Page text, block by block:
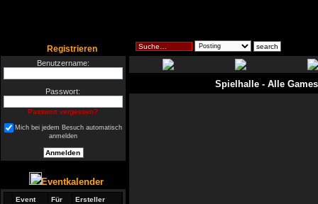
Registrieren
Benutzername:
Passwort:
Passwort vergessen?
Mich bei jedem Besuch automatisch
anmelden
Eventkalender
Event Für Ersteller
Spielhalle - Alle